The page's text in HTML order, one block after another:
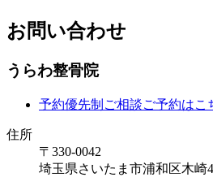
お問い合わせ
うらわ整骨院
予約優先制 ご相談ご予約はこ
住所
〒330-0042
埼玉県さいたま市浦和区木崎